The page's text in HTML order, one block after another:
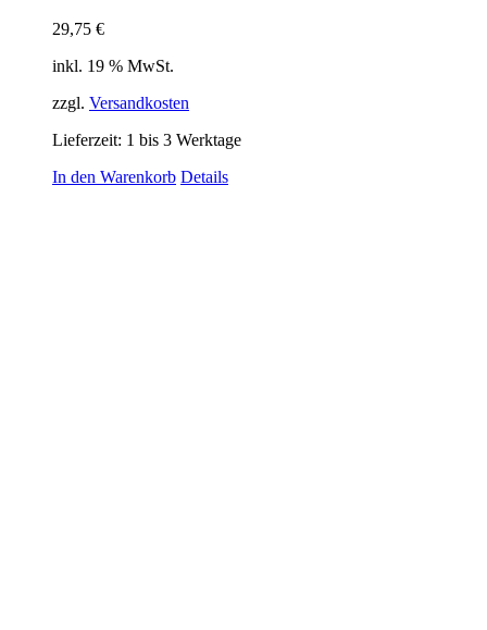
29,75 €
inkl. 19 % MwSt.
zzgl. Versandkosten
Lieferzeit: 1 bis 3 Werktage
In den Warenkorb Details